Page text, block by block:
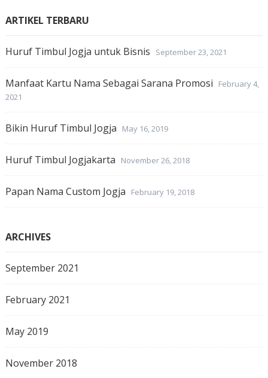
ARTIKEL TERBARU
Huruf Timbul Jogja untuk Bisnis September 23, 2021
Manfaat Kartu Nama Sebagai Sarana Promosi
February 4,
2021
Bikin Huruf Timbul Jogja May 16, 2019
Huruf Timbul Jogjakarta November 26, 2018
Papan Nama Custom Jogja February 19, 2018
ARCHIVES
September 2021
February 2021
May 2019
November 2018